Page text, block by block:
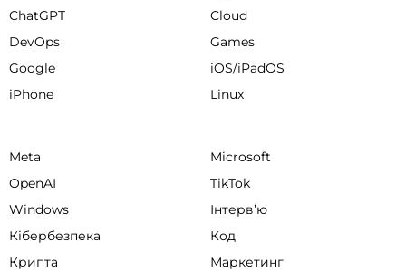
ChatGPT
Cloud
DevOps
Games
Google
iOS/iPadOS
iPhone
Linux
Meta
Microsoft
OpenAI
TikTok
Windows
Інтервʼю
Кібербезпека
Код
Крипта
Маркетинг